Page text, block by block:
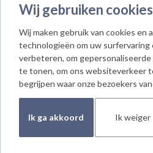
Wij gebruiken cookies
Wij maken gebruik van cookies en
technologieën om uw
verbeteren, om
te tonen, om ons websiteverkeer
begrijpen waar onze bezoekers
Ik ga akkoord Ik weiger
© 2026 - Alle rechten voorbehouden -
Cookie instellingen
Meld je aan voor de